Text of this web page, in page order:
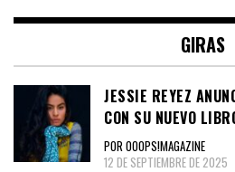
GIRAS
JESSIE REYEZ
CON SU NUEVO
POR OOOPS!MAGAZINE
12 DE SEPTIEMBRE DE 2025